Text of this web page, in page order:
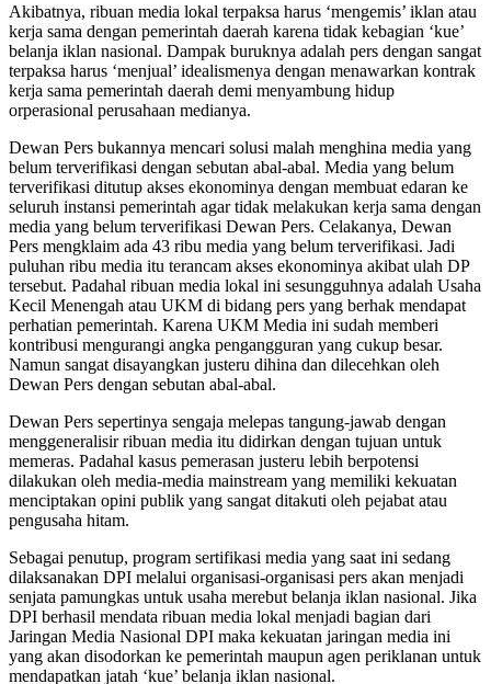
Akibatnya, ribuan media lokal terpaksa harus ‘mengemis’ iklan atau
kerja sama dengan pemerintah daerah karena tidak kebagian ‘kue’
belanja iklan nasional. Dampak buruknya adalah pers dengan sangat
terpaksa harus ‘menjual’ idealismenya dengan menawarkan kontrak
kerja sama pemerintah daerah demi menyambung hidup
orperasional perusahaan medianya.
Dewan Pers bukannya mencari solusi malah menghina media yang
belum terverifikasi dengan sebutan abal-abal. Media yang belum
terverifikasi ditutup akses ekonominya dengan membuat edaran ke
seluruh instansi pemerintah agar tidak melakukan kerja sama dengan
media yang belum terverifikasi Dewan Pers. Celakanya, Dewan
Pers mengklaim ada 43 ribu media yang belum terverifikasi. Jadi
puluhan ribu media itu terancam akses ekonominya akibat ulah DP
tersebut. Padahal ribuan media lokal ini sesungguhnya adalah Usaha
Kecil Menengah atau UKM di bidang pers yang berhak mendapat
perhatian pemerintah. Karena UKM Media ini sudah memberi
kontribusi mengurangi angka pengangguran yang cukup besar.
Namun sangat disayangkan justeru dihina dan dilecehkan oleh
Dewan Pers dengan sebutan abal-abal.
Dewan Pers sepertinya sengaja melepas tangung-jawab dengan
menggeneralisir ribuan media itu didirkan dengan tujuan untuk
memeras. Padahal kasus pemerasan justeru lebih berpotensi
dilakukan oleh media-media mainstream yang memiliki kekuatan
menciptakan opini publik yang sangat ditakuti oleh pejabat atau
pengusaha hitam.
Sebagai penutup, program sertifikasi media yang saat ini sedang
dilaksanakan DPI melalui organisasi-organisasi pers akan menjadi
senjata pamungkas untuk usaha merebut belanja iklan nasional. Jika
DPI berhasil mendata ribuan media lokal menjadi bagian dari
Jaringan Media Nasional DPI maka kekuatan jaringan media ini
yang akan disodorkan ke pemerintah maupun agen periklanan untuk
mendapatkan jatah ‘kue’ belanja iklan nasional.